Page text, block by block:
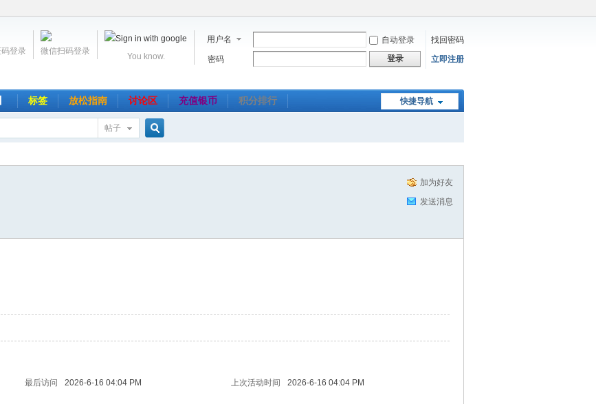
用户名 自动登录
找回密码
密码
登录 立即注册
You know.
微信扫码登录
登录
快捷导航
标签 放松指南 讨论区 充值银币 积分排行
帖子
加为好友
发送消息
最后访问 2026-6-16 04:04 PM 上次活动时间
2026-6-16 04:04 PM